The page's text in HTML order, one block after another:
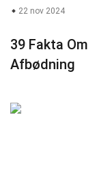
22 nov 2024
39 Fakta Om
Afbødning